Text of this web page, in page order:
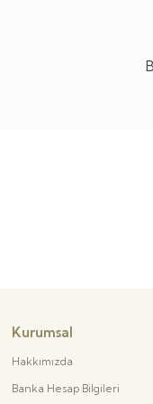
Kurumsal
Hakkımızda
Banka Hesap Bilgileri